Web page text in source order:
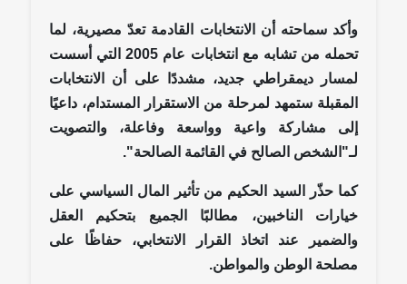
وأكد سماحته أن الانتخابات القادمة تعدّ مصيرية، لما
تحمله من تشابه مع انتخابات عام 2005 التي أسست
لمسار ديمقراطي جديد، مشددًا على أن الانتخابات
المقبلة ستمهد لمرحلة من الاستقرار المستدام، داعيًا
إلى مشاركة واعية وواسعة وفاعلة، والتصويت
لـ"الشخص الصالح في القائمة الصالحة".
كما حذّر السيد الحكيم من تأثير المال السياسي على
خيارات الناخبين، مطالبًا الجميع بتحكيم العقل
والضمير عند اتخاذ القرار الانتخابي، حفاظًا على
مصلحة الوطن والمواطن.